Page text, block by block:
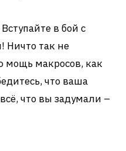
Вступайте в бой с
Ничто так не
мощь макросов, как
что ваша
что вы задумали –